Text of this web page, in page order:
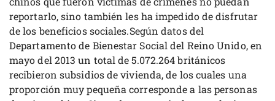
reportarlo, sino también les ha impedido de disfrutar
de los beneficios sociales.Según datos del
Departamento de Bienestar Social del Reino Unido, en
mayo del 2013 un total de 5.072.264 británicos
recibieron subsidios de vivienda, de los cuales una
proporción muy pequeña corresponde a las personas